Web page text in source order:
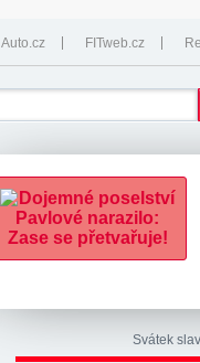
Auto.cz FITweb.cz
Svátek